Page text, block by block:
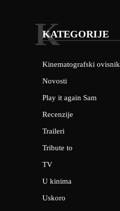
KATEGORIJE
K
Kinematografski ovisnik
Novosti
Play it again Sam
Recenzije
Traileri
Tribute to
TV
U kinima
Uskoro